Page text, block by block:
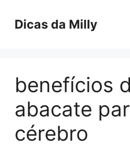
contentDicas da Milly
benefícios
abacate
cérebro